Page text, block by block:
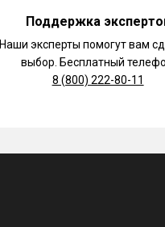
Поддержка
Наши эксперты помогут вам
выбор. Бесплатный
8 (800) 222-80-11